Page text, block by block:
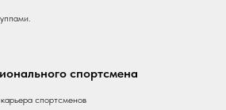
спортсмена
спортсменов